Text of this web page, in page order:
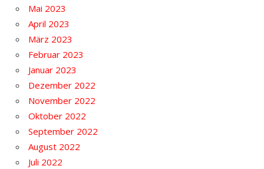
Mai 2023
April 2023
März 2023
Februar 2023
Januar 2023
Dezember 2022
November 2022
Oktober 2022
September 2022
August 2022
Juli 2022